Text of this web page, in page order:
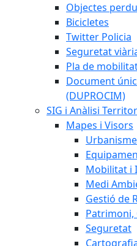
Objectes
Bicicletes
Twitter Policia
Seguretat
Pla de
Document
(DUPROCIM)
SIG i Anàlisi
Mapes i Visors
Mobilitat i
Medi
Gestió de
Patrimoni,
Seguretat